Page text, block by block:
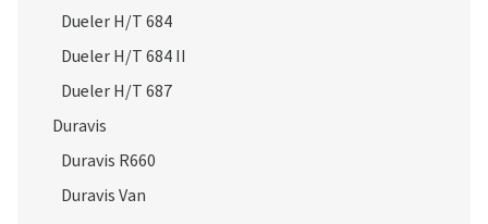
Dueler H/T 684
Dueler H/T 684 II
Dueler H/T 687
Duravis
Duravis R660
Duravis Van